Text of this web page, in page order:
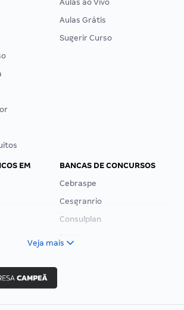
Aulas ao Vivo
Aulas Grátis
Sugerir Curso
EM
BANCAS DE CONCURSOS
Cebraspe
Cesgranrio
Consulplan
Veja mais